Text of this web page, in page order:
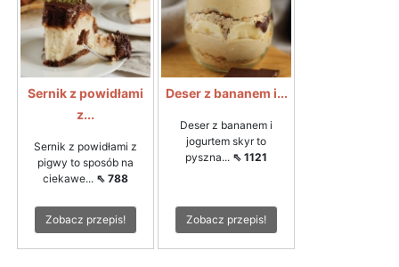
Sernik z powidłami
z...
Sernik z powidłami z
pigwy to sposób na
ciekawe... ⇖ 788
Zobacz przepis!
Deser z bananem i...
Deser z bananem i
jogurtem skyr to
pyszna... ⇖ 1121
Zobacz przepis!